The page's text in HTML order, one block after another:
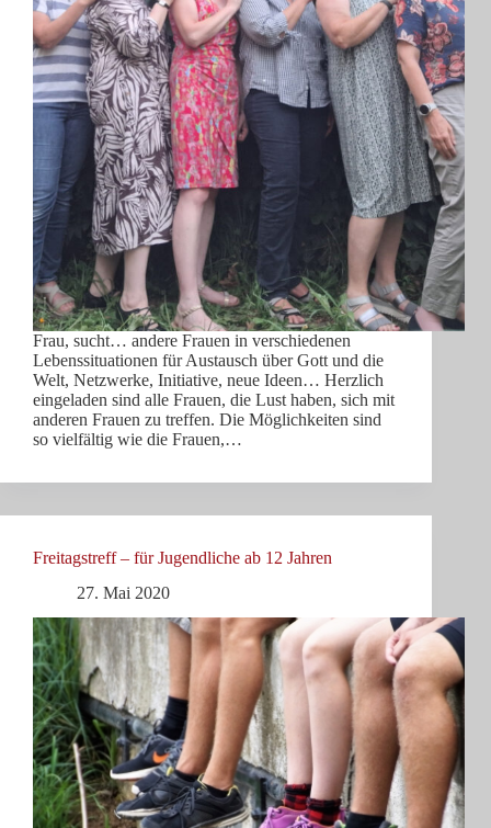
Frau, sucht… andere Frauen in verschiedenen
Lebenssituationen für Austausch über Gott und die
Welt, Netzwerke, Initiative, neue Ideen… Herzlich
eingeladen sind alle Frauen, die Lust haben, sich mit
anderen Frauen zu treffen. Die Möglichkeiten sind
so vielfältig wie die Frauen,…
Freitagstreff – für Jugendliche ab 12 Jahren
27. Mai 2020